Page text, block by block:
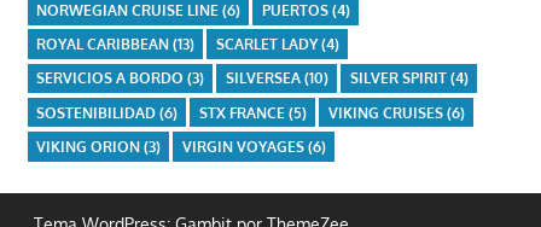
NORWEGIAN CRUISE LINE(6) PUERTOS(4)
ROYAL CARIBBEAN(13) SCARLET LADY(4)
SERVICIOS A BORDO (3) SILVERSEA(10) SILVER SPIRIT(4)
SOSTENIBILIDAD(6) STX FRANCE (5) VIKING CRUISES(6)
VIKING ORION(3) VIRGIN VOYAGES(6)